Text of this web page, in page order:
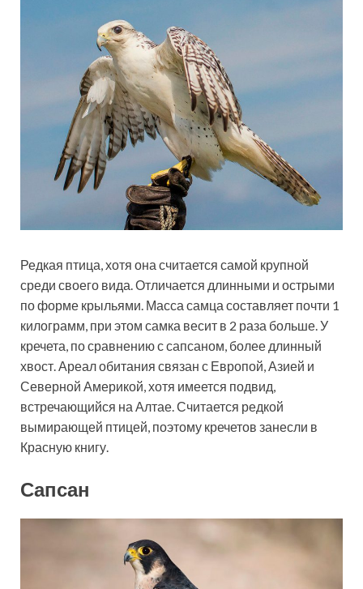
Редкая птица, хотя она считается самой крупной
среди своего вида. Отличается длинными и острыми
по форме крыльями. Масса самца составляет почти 1
килограмм, при этом самка весит в 2 раза больше. У
кречета, по сравнению с сапсаном, более длинный
хвост. Ареал обитания связан с Европой, Азией и
Северной Америкой, хотя имеется подвид,
встречающийся на Алтае. Считается редкой
вымирающей птицей, поэтому кречетов занесли в
Красную книгу.
Сапсан